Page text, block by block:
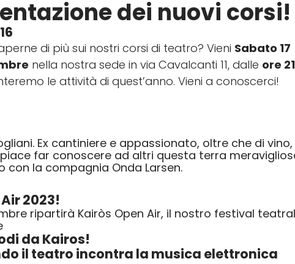
dei nuovi corsi!
di più sui nostri corsi di teatro? Vieni Sabato 17
nella nostra sede in via Cavalcanti 11, dalle ore 21
le attività di quest’anno. Vieni a conoscerci!
Ex cantiniere e appassionato, oltre che di
far conoscere ad altri questa terra
la compagnia Onda Larsen.
2023!
ripartirà Kairòs Open Air, il nostro festival
da Kairos!
il teatro incontra la musica elettronica